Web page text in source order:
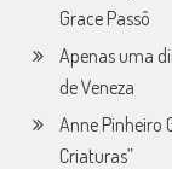
Grace Passô
Apenas uma
de Veneza
Anne Pinheiro
Criaturas”